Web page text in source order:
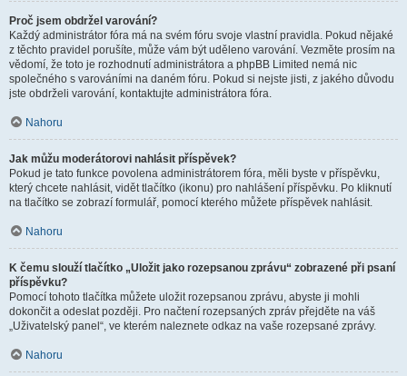
Proč jsem obdržel varování?
Každý administrátor fóra má na svém fóru svoje vlastní pravidla. Pokud nějaké
z těchto pravidel porušíte, může vám být uděleno varování. Vezměte prosím na
vědomí, že toto je rozhodnutí administrátora a phpBB Limited nemá nic
společného s varováními na daném fóru. Pokud si nejste jisti, z jakého důvodu
jste obdrželi varování, kontaktujte administrátora fóra.
Nahoru
Jak můžu moderátorovi nahlásit příspěvek?
Pokud je tato funkce povolena administrátorem fóra, měli byste v příspěvku,
který chcete nahlásit, vidět tlačítko (ikonu) pro nahlášení příspěvku. Po kliknutí
na tlačítko se zobrazí formulář, pomocí kterého můžete příspěvek nahlásit.
Nahoru
K čemu slouží tlačítko „Uložit jako rozepsanou zprávu“ zobrazené při psaní
příspěvku?
Pomocí tohoto tlačítka můžete uložit rozepsanou zprávu, abyste ji mohli
dokončit a odeslat později. Pro načtení rozepsaných zpráv přejděte na váš
„Uživatelský panel“, ve kterém naleznete odkaz na vaše rozepsané zprávy.
Nahoru